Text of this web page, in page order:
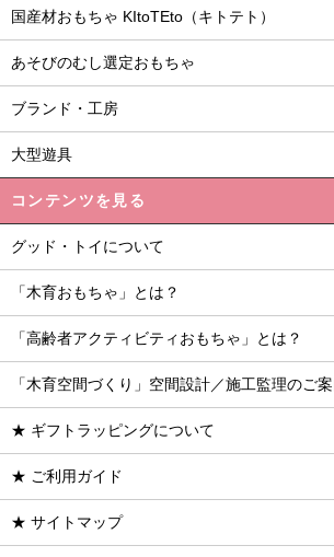
国産材おもちゃ KItoTEto（キトテト）
あそびのむし選定おもちゃ
ブランド・工房
大型遊具
コンテンツを見る
グッド・トイについて
「木育おもちゃ」とは？
「高齢者アクティビティおもちゃ」とは？
「木育空間づくり」空間設計／施工監理のご
★ ギフトラッピングについて
★ ご利用ガイド
★ サイトマップ